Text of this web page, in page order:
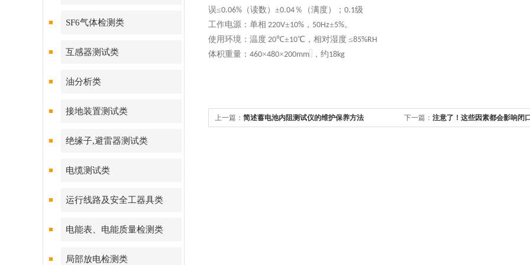
SF6气体检测类
互感器测试类
油分析类
接地装置测试类
绝缘子,避雷器测试类
电缆测试类
运行线路及安全工器具类
电能表、电能质量检测类
局部放电检测类
误≤0.06% （读数） ±0.04％（满度）； 0.1级
工作电源：单相 220V±10% ， 50Hz±5%。
使用环境：温度 20℃±10℃，相对湿度 ≤85%RH
体积重量： 460×480×200mm ，约18kg
上一篇： 简述蓄电池内阻测试仪的维护保养方法 下一篇： 注意了！这些因素都会影响闭